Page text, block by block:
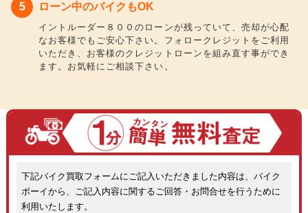
ローン中のバイクもOK
イントルーダー８００のローンが残っていて、売却が心配
なお客様でもご安心下さい。フォロークレジットをご利用
いただき、お客様のクレジットローンを組み直す事ができ
ます。お気軽にご相談下さい。
下記バイク買取フォームにご記入いただきました内容は、バイク
ボーイから、ご記入内容に関するご回答・お問合せを行うために
利用いたします。